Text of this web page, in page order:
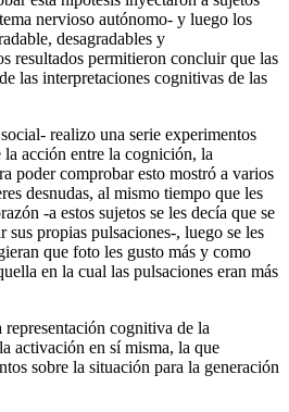
nervioso autónomo- y luego los
desagradables y
resultados permitieron concluir que las
las interpretaciones cognitivas de las
realizo una serie experimentos
la acción entre la cognición, la
poder comprobar esto mostró a varios
desnudas, al mismo tiempo que les
-a estos sujetos se les decía que se
sus propias pulsaciones-, luego se les
que foto les gusto más y como
en la cual las pulsaciones eran más
cognitiva de la
activación en sí misma, la que
sobre la situación para la generación